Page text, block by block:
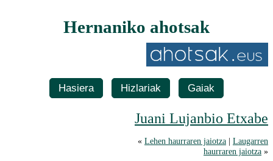
Hernaniko ahotsak
Hasiera Hizlariak Gaiak
Juani Lujanbio Etxabe
« Lehen haurraren jaiotza | Laugarren
haurraren jaiotza »